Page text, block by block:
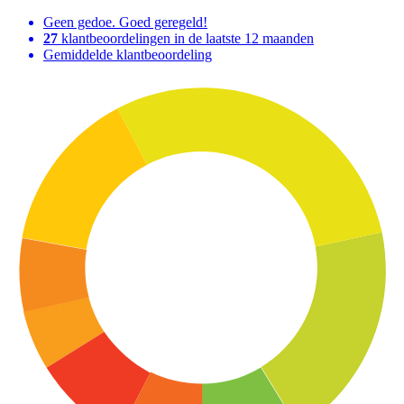
Geen gedoe. Goed geregeld!
27 klantbeoordelingen in de laatste 12 maanden
Gemiddelde klantbeoordeling